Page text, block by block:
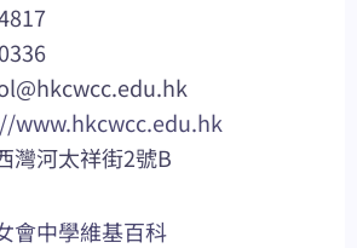
www.hkcwcc.edu.hk
灣河太祥街2號B
會中學維基百科